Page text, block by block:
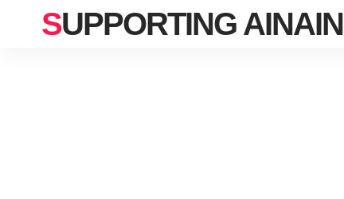
SUPPORTING AINAIN